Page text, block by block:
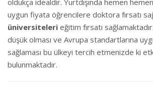
oldukça idealdir. Yurtdışında hemen
uygun fiyata öğrencilere doktora fırsatı
üniversiteleri eğitim fırsatı
düşük olması ve Avrupa standartlarına
sağlaması bu ülkeyi tercih etmenizde ki
bulunmaktadır.